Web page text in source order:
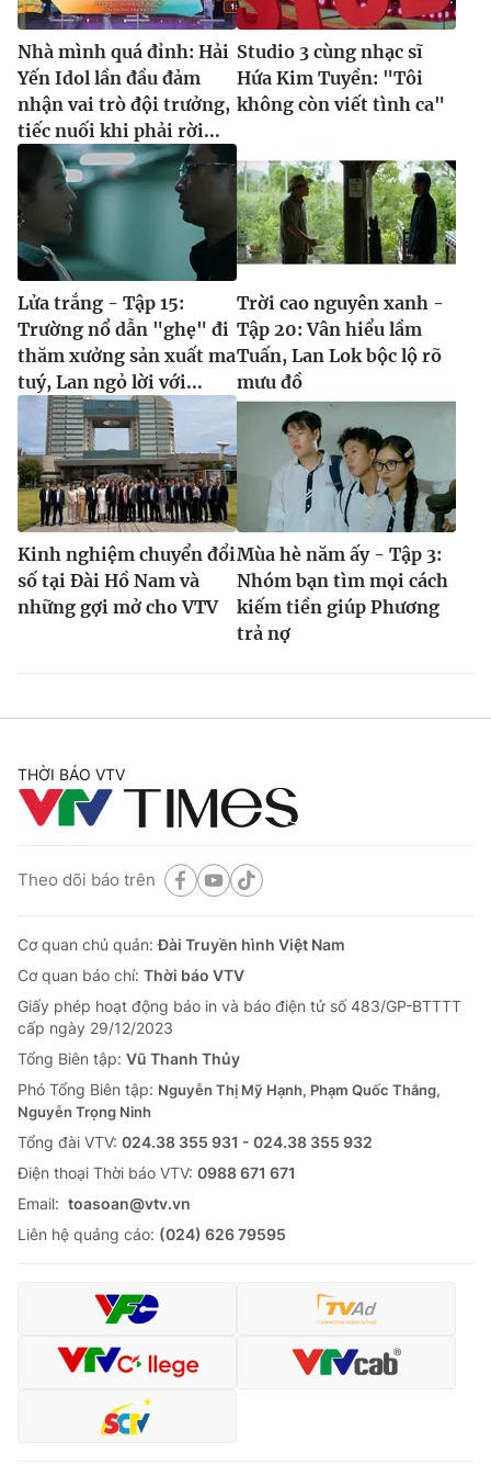
Ðiện thoại Thời báo VTV:024.66 897 897
Email:
toasoan@vtv.vn
Liên hệ quảng cáo: 024-7300.7108
® Cấm sao chép dưới mọi hình thức nếu không có sự chấp
thuận bằng văn bản. Ghi rõ nguồn VTV.vn khi phát hành lại
thông tin từ website này.
Nhà mình quá đỉnh: Hải
Yến Idol lần đầu đảm
nhận vai trò đội trưởng,
tiếc nuối khi phải rời...
Studio 3 cùng nhạc sĩ
Hứa Kim Tuyền: "Tôi
không còn viết tình ca"
Lửa trắng - Tập 15:
Trường nổ dẫn "ghẹ" đi
thăm xưởng sản xuất ma
tuý, Lan ngỏ lời với...
Trời cao nguyên xanh -
Tập 20: Vân hiểu lầm
Tuấn, Lan Lok bộc lộ rõ
mưu đồ
Kinh nghiệm chuyển đổi
số tại Đài Hồ Nam và
những gợi mở cho VTV
Mùa hè năm ấy - Tập 3:
Nhóm bạn tìm mọi cách
kiếm tiền giúp Phương
trả nợ
THỜI BÁO VTV
Theo dõi báo trên
Cơ quan chủ quản:Đài Truyền hình Việt Nam
Cơ quan báo chí: Thời báo VTV
Giấy phép hoạt động báo in và báo điện tử số 483/GP-BTTTT
cấp ngày 29/12/2023
Tổng Biên tập: Vũ Thanh Thủy
Phó Tổng Biên tập: Nguyễn Thị Mỹ Hạnh, Phạm Quốc Thắng,
Nguyễn Trọng Ninh
Tổng đài VTV: 024.38 355 931 - 024.38 355 932
Ðiện thoại Thời báo VTV: 0988 671 671
Email: toasoan@vtv.vn
Liên hệ quảng cáo: (024) 626 79595